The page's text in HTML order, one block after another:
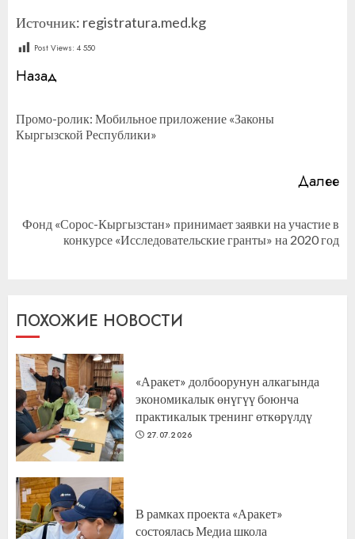
Источник: registratura.med.kg
Post Views: 4 550
Продолжить
Назад
Промо-ролик: Мобильное приложение «Законы
Кыргызской Республики»
Далее
Следующая
запись:
Фонд «Сорос-Кыргызстан» принимает заявки на участие в
конкурсе «Исследовательские гранты» на 2020 год
ПОХОЖИЕ НОВОСТИ
«Аракет» долбоорунун алкагында
экономикалык өнүгүү боюнча
практикалык тренинг өткөрүлдү
27.07.2026
В рамках проекта «Аракет»
состоялась Медиа школа